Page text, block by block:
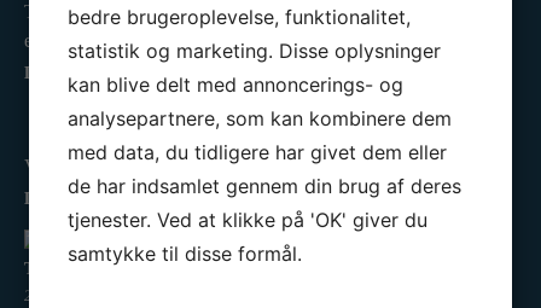
Tusinde tak til alle, der havde trodset det utaknemmelige
efterårsvejr…
LÆS MERE »
Kredsmesterskab 2025
2. september 2025
Vi har været til Kredsmesterskab! ❤️⛵ I Tera Pro tog…
LÆS MERE »
Tilmelding til teoretisk duelighedsbevis er åben
20. august 2025
bedre brugeroplevelse, funktionalitet,
statistik og marketing. Disse oplysninger
kan blive delt med annoncerings- og
analysepartnere, som kan kombinere dem
med data, du tidligere har givet dem eller
de har indsamlet gennem din brug af deres
tjenester. Ved at klikke på 'OK' giver du
samtykke til disse formål.